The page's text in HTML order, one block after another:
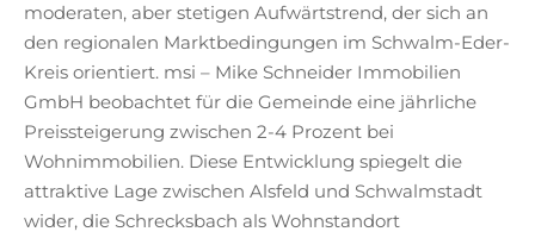
moderaten, aber stetigen Aufwärtstrend, der sich an
den regionalen Marktbedingungen im Schwalm-Eder-
Kreis orientiert. msi – Mike Schneider Immobilien
GmbH beobachtet für die Gemeinde eine jährliche
Preissteigerung zwischen 2-4 Prozent bei
Wohnimmobilien. Diese Entwicklung spiegelt die
attraktive Lage zwischen Alsfeld und Schwalmstadt
wider, die Schrecksbach als Wohnstandort